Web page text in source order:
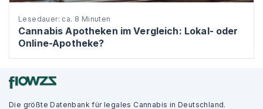
Lesedauer: ca. 8 Minuten
Cannabis Apotheken im Vergleich: Lokal- oder
Online-Apotheke?
Die größte Datenbank für legales Cannabis in Deutschland.